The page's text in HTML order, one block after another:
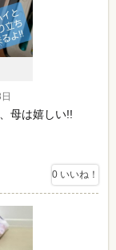
母は嬉しい!!
0 いいね！